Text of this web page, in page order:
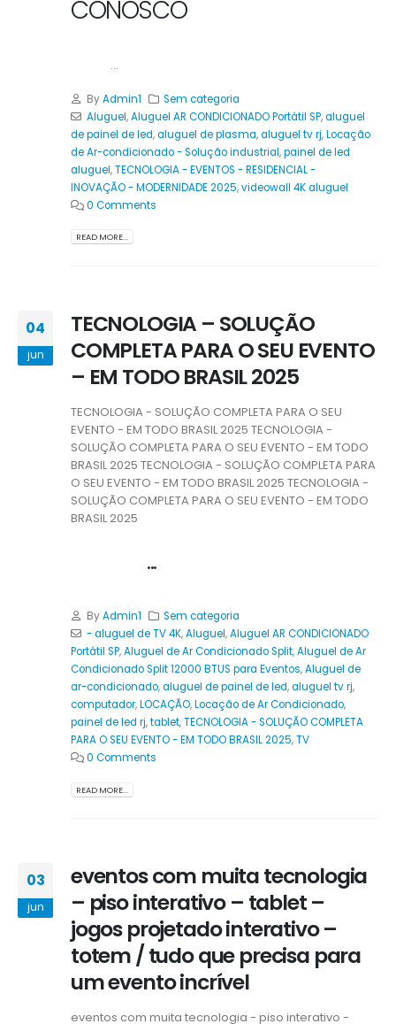
CONOSCO
...
ByAdmin1
Sem categoria
Aluguel,Aluguel AR CONDICIONADO Portátil SP,aluguel
de painel de led,aluguel de plasma,aluguel tv rj,Locação
de Ar-condicionado - Solução industrial,painel de led
aluguel,TECNOLOGIA - EVENTOS - RESIDENCIAL -
INOVAÇÃO - MODERNIDADE 2025,videowall 4K aluguel
0 Comments
READ MORE...
04
jun
TECNOLOGIA – SOLUÇÃO
COMPLETA PARA O SEU EVENTO
– EM TODO BRASIL 2025
TECNOLOGIA - SOLUÇÃO COMPLETA PARA O SEU
EVENTO - EM TODO BRASIL 2025 TECNOLOGIA -
SOLUÇÃO COMPLETA PARA O SEU EVENTO - EM TODO
BRASIL 2025 TECNOLOGIA - SOLUÇÃO COMPLETA PARA
O SEU EVENTO - EM TODO BRASIL 2025 TECNOLOGIA -
SOLUÇÃO COMPLETA PARA O SEU EVENTO - EM TODO
BRASIL 2025
...
ByAdmin1
Sem categoria
- aluguel de TV 4K,Aluguel,Aluguel AR CONDICIONADO
Portátil SP,Aluguel de Ar Condicionado Split,Aluguel de Ar
Condicionado Split 12000 BTUS para Eventos,Aluguel de
ar-condicionado,aluguel de painel de led,aluguel tv rj,
computador,LOCAÇÃO,Locação de Ar Condicionado,
painel de led rj,tablet,TECNOLOGIA - SOLUÇÃO COMPLETA
PARA O SEU EVENTO - EM TODO BRASIL 2025,TV
0 Comments
READ MORE...
03
jun
eventos com muita tecnologia
– piso interativo – tablet –
jogos projetado interativo –
totem / tudo que precisa para
um evento incrível
eventos com muita tecnologia - piso interativo -